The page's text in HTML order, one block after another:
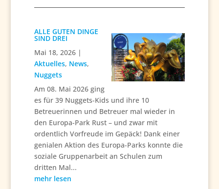
ALLE GUTEN DINGE
SIND DREI
Mai 18, 2026|
Aktuelles, News,
Nuggets
Am 08. Mai 2026 ging
es für 39 Nuggets-Kids und ihre 10
Betreuerinnen und Betreuer mal wieder in
den Europa-Park Rust – und zwar mit
ordentlich Vorfreude im Gepäck! Dank einer
genialen Aktion des Europa-Parks konnte die
soziale Gruppenarbeit an Schulen zum
dritten Mal...
mehr lesen